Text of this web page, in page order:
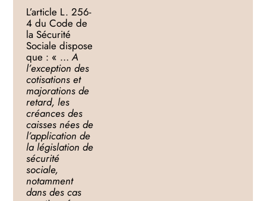
L’article L. 256-
4 du Code de
la Sécurité
Sociale dispose
que : « …A
l’exception des
cotisations et
majorations de
retard, les
créances des
caisses nées de
l’application de
la législation de
sécurité
sociale,
notamment
dans des cas